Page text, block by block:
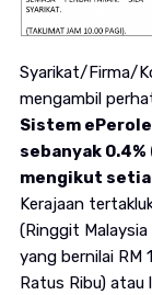
Syarikat/Firma/
mengambil
Sistem
sebanyak
mengikut
Kerajaan
(Ringgit
yang bernilai RM
Ratus Ribu) atau